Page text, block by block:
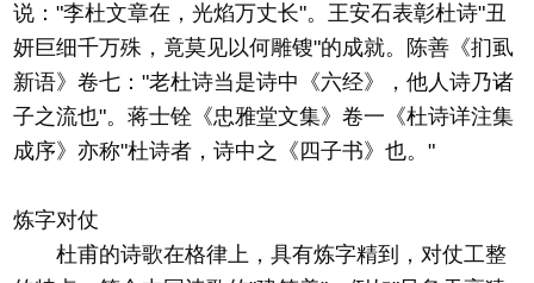
说："李杜文章在，光焰万丈长"。王安石表彰杜诗"丑
妍巨细千万殊，竟莫见以何雕锼"的成就。陈善《扪虱
新语》卷七："老杜诗当是诗中《六经》，他人诗乃诸
子之流也"。蒋士铨《忠雅堂文集》卷一《杜诗详注集
成序》亦称"杜诗者，诗中之《四子书》也。"
炼字对仗
杜甫的诗歌在格律上，具有炼字精到，对仗工整